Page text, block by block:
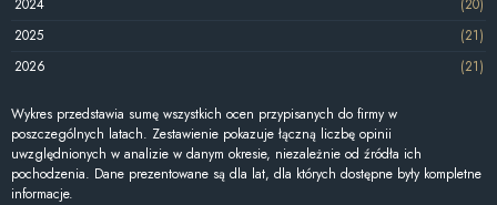
2024
(20)
2025
(21)
2026
(21)
Wykres przedstawia sumę wszystkich ocen przypisanych do firmy w
poszczególnych latach. Zestawienie pokazuje łączną liczbę opinii
uwzględnionych w analizie w danym okresie, niezależnie od źródła ich
pochodzenia. Dane prezentowane są dla lat, dla których dostępne były kompletne
informacje.